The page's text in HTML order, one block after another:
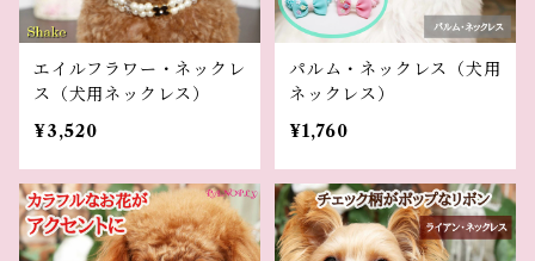
エイルフラワー・ネックレ
ス（犬用ネックレス）
¥3,520
パルム・ネックレス（犬用
ネックレス）
¥1,760